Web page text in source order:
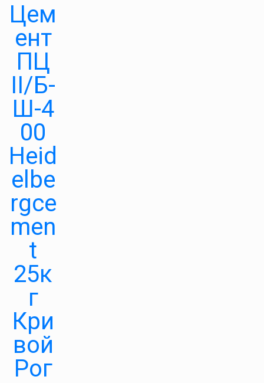
Цем
ент
ПЦ
II/Б-
Ш-4
00
Heid
elbe
rgce
men
t
25к
г
Кри
вой
Рог